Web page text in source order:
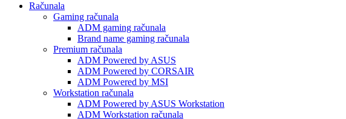
Računala
Gaming računala
ADM gaming računala
Brand name gaming računala
Premium računala
ADM Powered by ASUS
ADM Powered by CORSAIR
ADM Powered by MSI
Workstation računala
ADM Powered by ASUS Workstation
ADM Workstation računala